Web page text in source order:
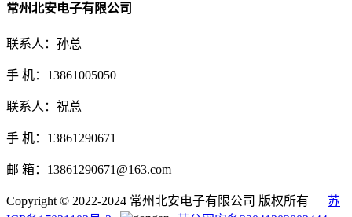
常州北安电子有限公司
联系人：孙总
手 机：13861005050
联系人：祝总
手 机：13861290671
邮 箱：13861290671@163.com
Copyright © 2022-2024 常州北安电子有限公司 版权所有 苏